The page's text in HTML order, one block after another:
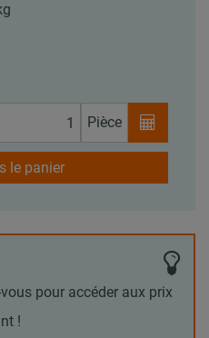
Pièce
le panier
pour accéder aux prix
!